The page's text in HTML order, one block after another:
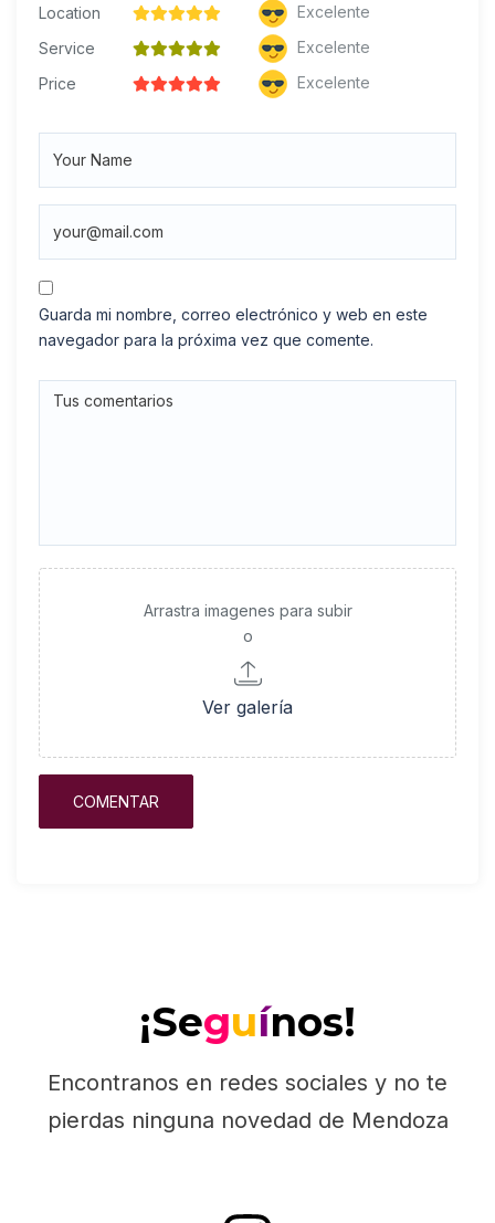
Location
Excelente
Service
Excelente
Price
Excelente
Guarda mi nombre, correo electrónico y web en este
navegador para la próxima vez que comente.
Arrastra imagenes para subir
o
Ver galería
¡Seguínos!
Encontranos en redes sociales y no te
pierdas ninguna novedad de Mendoza